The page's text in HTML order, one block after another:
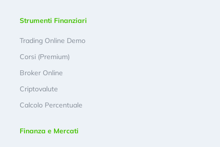
Strumenti Finanziari
Trading Online Demo
Corsi (Premium)
Broker Online
Criptovalute
Calcolo Percentuale
Finanza e Mercati